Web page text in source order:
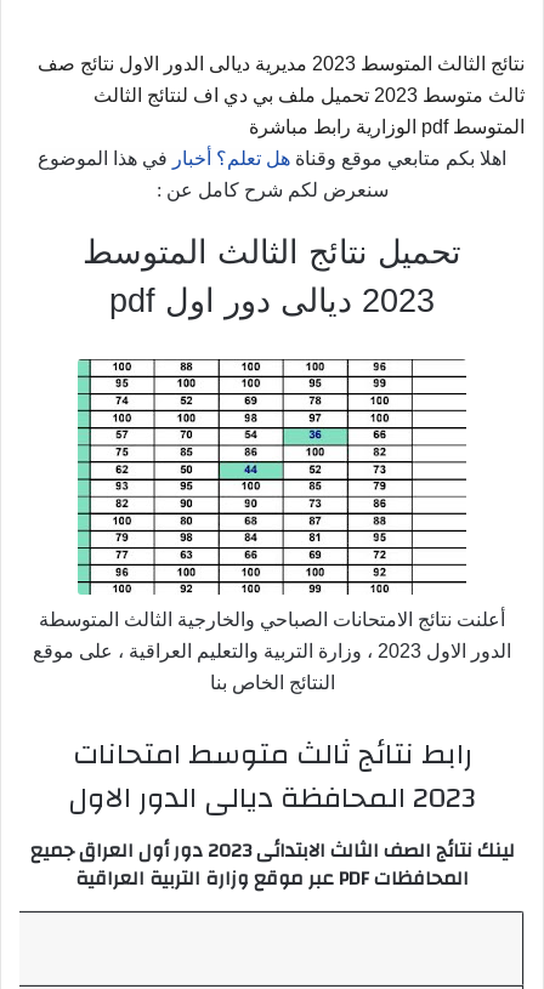
نتائج الثالث المتوسط 2023 مديرية ديالى الدور الاول نتائج صف
ثالث متوسط 2023 تحميل ملف بي دي اف لنتائج الثالث
المتوسط pdf الوزارية رابط مباشرة
اهلا بكم متابعي موقع وقناة هل تعلم؟ أخبار في هذا الموضوع
سنعرض لكم شرح كامل عن :
تحميل نتائج الثالث المتوسط
2023 ديالى دور اول pdf
أعلنت نتائج الامتحانات الصباحي والخارجية الثالث المتوسطة
الدور الاول 2023 ، وزارة التربية والتعليم العراقية ، على موقع
النتائج الخاص بنا
رابط نتائج ثالث متوسط امتحانات
2023 المحافظة ديالى الدور الاول
لينك نتائج الصف الثالث الابتدائى 2023 دور أول العراق جميع
المحافظات PDF عبر موقع وزارة التربية العراقية